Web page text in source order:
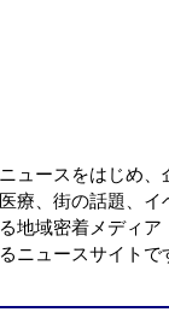
ュースをはじめ、
療、街の話題、イ
地域密着メディア
ニュースサイトで